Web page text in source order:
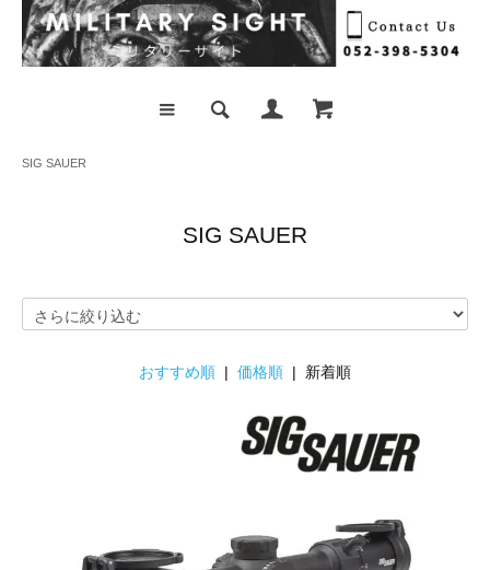
SIG SAUER
SIG SAUER
おすすめ順 | 価格順 | 新着順